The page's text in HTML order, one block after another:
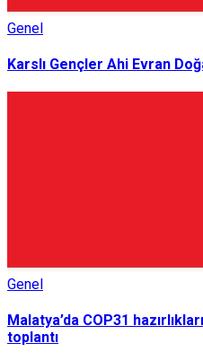
Genel
Karslı Gençler Ahi Evran
Genel
Malatya’da COP31
toplantı